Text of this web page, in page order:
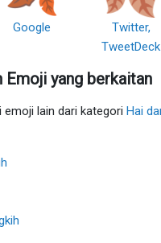
Google
Twitter,
TweetDeck
Emoji yang berkaitan
emoji lain dari kategori Hai